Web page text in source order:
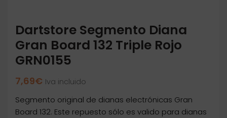
Dartstore Segmento Diana
Gran Board 132 Triple Rojo
GRN0155
7,69€ Iva incluido
Segmento original de dianas electrónicas Gran
Board 132. Este repuesto sólo es valido para dianas